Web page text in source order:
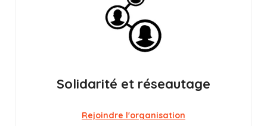
Solidarité et réseautage
Rejoindre l'organisation